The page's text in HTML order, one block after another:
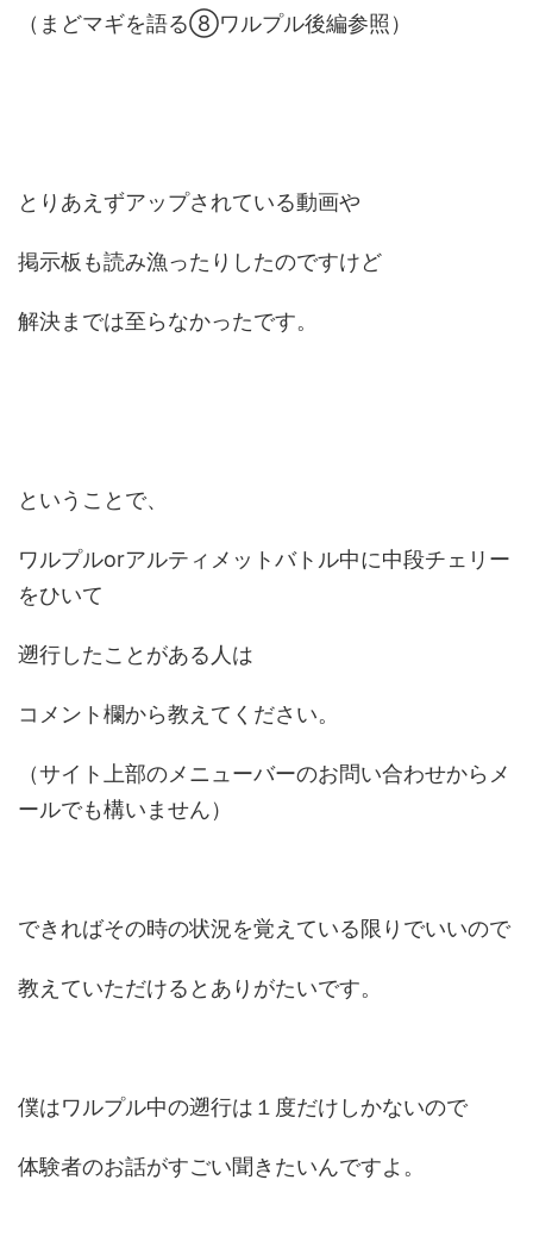
（まどマギを語る⑧ワルプル後編参照）
とりあえずアップされている動画や
掲示板も読み漁ったりしたのですけど
解決までは至らなかったです。
ということで、
ワルプルorアルティメットバトル中に中段チェリー
をひいて
遡行したことがある人は
コメント欄から教えてください。
（サイト上部のメニューバーのお問い合わせからメ
ールでも構いません）
できればその時の状況を覚えている限りでいいので
教えていただけるとありがたいです。
僕はワルプル中の遡行は１度だけしかないので
体験者のお話がすごい聞きたいんですよ。